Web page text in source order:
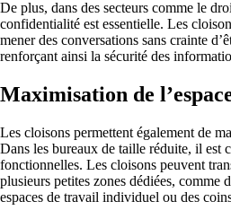
De plus, dans des secteurs comme le
confidentialité est essentielle. Les
mener des conversations sans crainte
renforçant ainsi la sécurité des
Maximisation de
Les cloisons permettent également de
Dans les bureaux de taille réduite, il est
fonctionnelles. Les cloisons peuvent
plusieurs petites zones dédiées, comme
espaces de travail individuel ou des